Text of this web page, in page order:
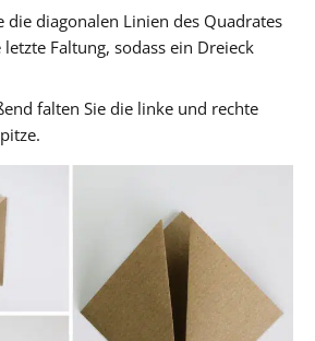
die diagonalen Linien des Quadrates
Faltung, sodass ein Dreieck
falten Sie die linke und rechte